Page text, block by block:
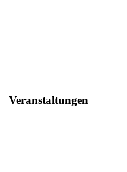
Veranstaltungen